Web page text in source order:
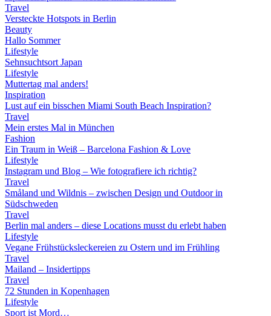
Travel
Versteckte Hotspots in Berlin
Beauty
Hallo Sommer
Lifestyle
Sehnsuchtsort Japan
Lifestyle
Muttertag mal anders!
Inspiration
Lust auf ein bisschen Miami South Beach Inspiration?
Travel
Mein erstes Mal in München
Fashion
Ein Traum in Weiß – Barcelona Fashion & Love
Lifestyle
Instagram und Blog – Wie fotografiere ich richtig?
Travel
Småland und Wildnis – zwischen Design und Outdoor in
Südschweden
Travel
Berlin mal anders – diese Locations musst du erlebt haben
Lifestyle
Vegane Frühstücksleckereien zu Ostern und im Frühling
Travel
Mailand – Insidertipps
Travel
72 Stunden in Kopenhagen
Lifestyle
Sport ist Mord…